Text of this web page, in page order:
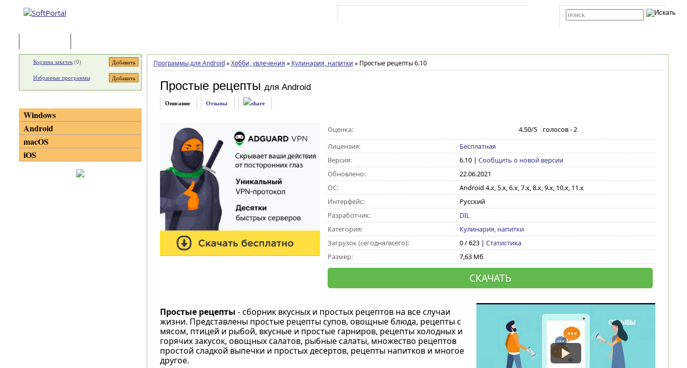
Программы для Android » Хобби, увлечения » Кулинария, напитки »Простые рецепты 6.10
Простые рецепты для Android
Описание Отзывы
Оценка: 4.50/5 голосов -2
Лицензия:
Бесплатная
Версия:
6.10| Сообщить о новой версии
Обновлено:
22.06.2021
ОС:
Android 4.x, 5.x, 6.x, 7.x, 8.x, 9.x, 10.x, 11.x
Интерфейс:
Русский
Разработчик:
DIL
Категория:
Кулинария, напитки
Загрузок (сегодня/всего):
0 / 623 | Статистика
Размер:
7,63 Мб
СКАЧАТЬ
Простые рецепты - сборник вкусных и простых рецептов на все случаи
жизни. Представлены простые рецепты супов, овощные блюда, рецепты с
мясом, птицей и рыбой, вкусные и простые гарниров, рецепты холодных и
горячих закусок, овощных салатов, рыбные салаты, множество рецептов
простой сладкой выпечки и простых десертов, рецепты напитков и многое
другое.
Корзина закачек(0)
Избранные программы
Windows
Android
macOS
iOS